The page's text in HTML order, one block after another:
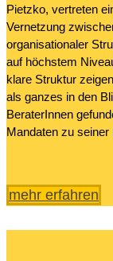
Pietzko, vertreten
Vernetzung
organisationaler
auf höchstem
klare Struktur
als ganzes in den
BeraterInnen
Mandaten zu seiner
mehr erfahren